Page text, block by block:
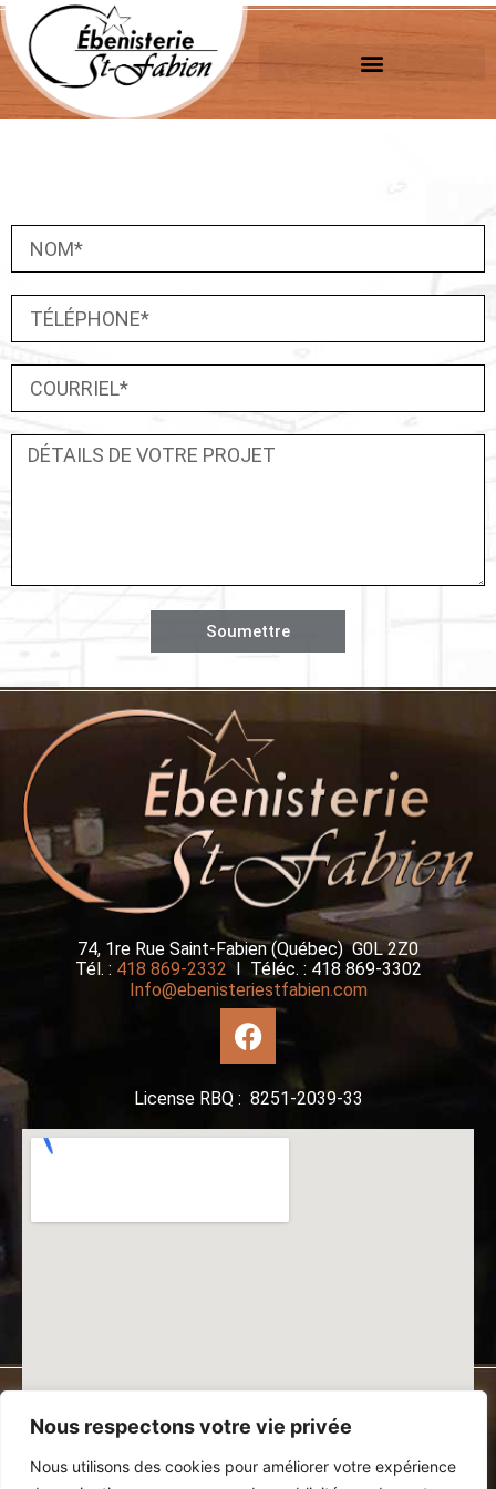
Nous respectons votre vie privée
Nous utilisons des cookies pour améliorer votre expérience
Category:
Commercial
Soumettre
74, 1re Rue Saint-Fabien (Québec) G0L 2Z0
Tél. : 418 869-2332 I Téléc. : 418 869-3302
Info@ebenisteriestfabien.com
License RBQ : 8251-2039-33